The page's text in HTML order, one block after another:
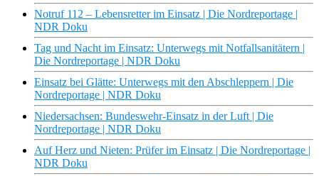
Notruf 112 – Lebensretter im Einsatz | Die Nordreportage |
NDR Doku
Tag und Nacht im Einsatz: Unterwegs mit Notfallsanitätern |
Die Nordreportage | NDR Doku
Einsatz bei Glätte: Unterwegs mit den Abschleppern | Die
Nordreportage | NDR Doku
Niedersachsen: Bundeswehr-Einsatz in der Luft | Die
Nordreportage | NDR Doku
Auf Herz und Nieten: Prüfer im Einsatz | Die Nordreportage |
NDR Doku